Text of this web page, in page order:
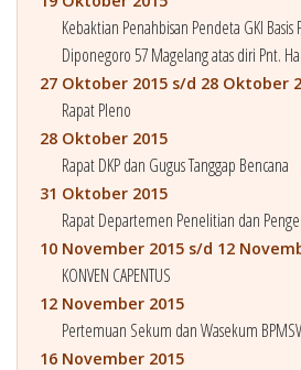
Kebaktian Penahbisan Pendeta GKI Basis
Diponegoro 57 Magelang atas diri Pnt.
27 Oktober 2015 s/d 28 Oktober
Rapat Pleno
28 Oktober 2015
Rapat DKP dan Gugus Tanggap Bencana
31 Oktober 2015
Rapat Departemen Penelitian dan
10 November 2015 s/d 12
KONVEN CAPENTUS
12 November 2015
Pertemuan Sekum dan Wasekum
16 November 2015